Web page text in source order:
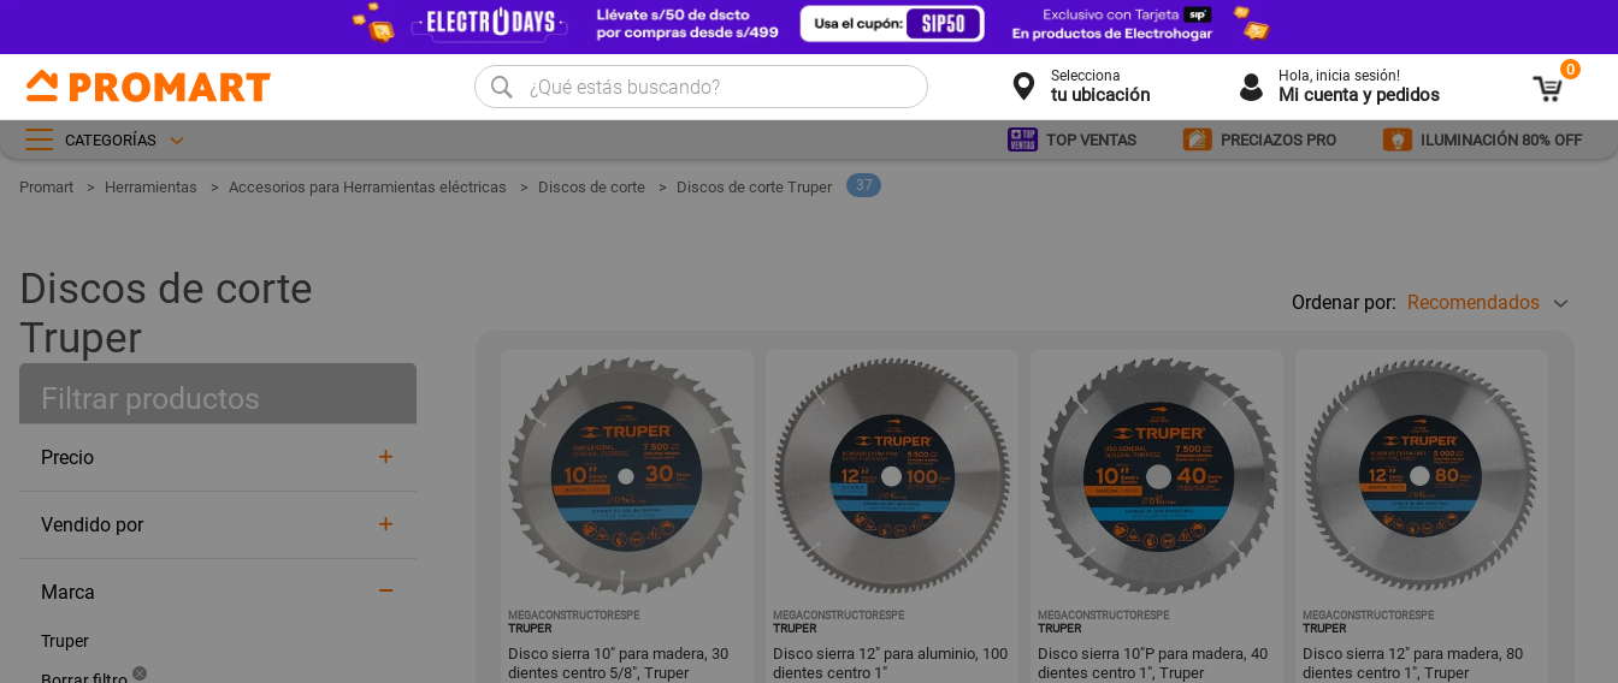
Selecciona
tu ubicación
Hola, inicia sesión!
Mi cuenta y pedidos
0
CATEGORÍAS TOP VENTAS PRECIAZOS PRO ILUMINACIÓN 80% OFF
Herramientas Accesorios para Herramientas eléctricas Discos de corte Discos de corte Truper 37
Discos de corte
Truper
Filtrar productos
Precio
Marca
Truper
Vendido por
Ordenar por: Recomendados
MEGACONSTRUCTORESPE
TRUPER
Disco sierra 10" para madera, 30
dientes centro 5/8", Truper
MEGACONSTRUCTORESPE
TRUPER
Disco sierra 12" para aluminio, 100
dientes centro 1"
MEGACONSTRUCTORESPE
TRUPER
Disco sierra 10"P para madera, 40
dientes centro 1", Truper
MEGACONSTRUCTORESPE
TRUPER
Disco sierra 12" para madera, 80
dientes centro 1", Truper